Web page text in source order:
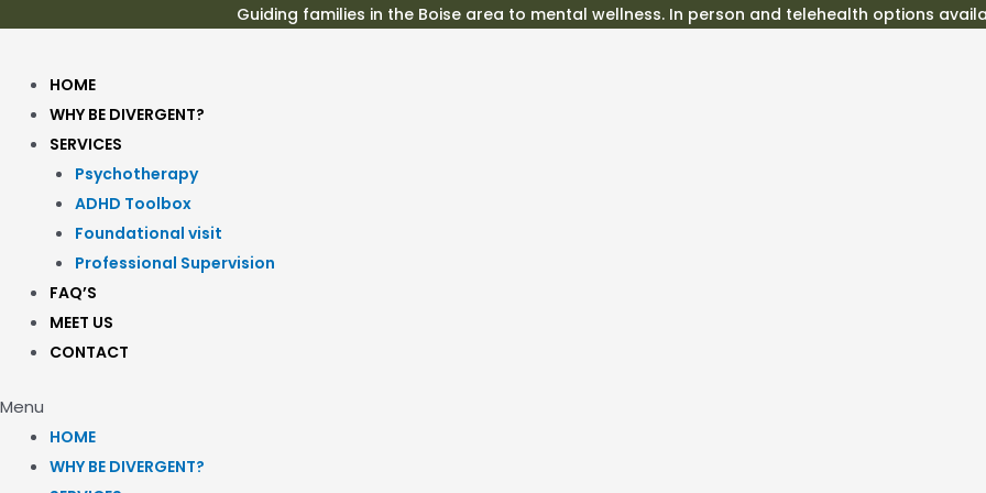
Guiding families in the Boise area to mental wellness. In person and telehealth options
HOME
WHY BE DIVERGENT?
SERVICES
Psychotherapy
ADHD Toolbox
Foundational visit
Professional Supervision
FAQ’S
MEET US
CONTACT
Menu
HOME
WHY BE DIVERGENT?